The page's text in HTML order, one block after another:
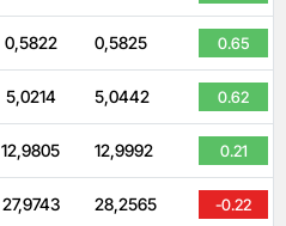
0,5822 0,5825 0.65
5,0214 5,0442 0.62
12,9805 12,9992 0.21
27,9743 28,2565 -0.22